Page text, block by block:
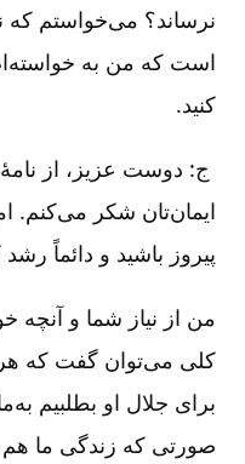
نرساند؟ می‌خواستم که
است که من به
کنید.
ج: دوست عزیز، از
ایمان‌تان شکر می‌کنم.
پیروز باشید و دائماً رشد
من از نیاز شما و آنچه
کلی می‌توان گفت که
برای جلال او بطلبیم
صورتی که زندگی ما هم